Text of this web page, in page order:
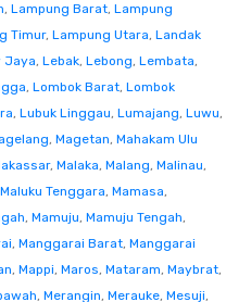
, Lampung Barat, Lampung
Timur, Lampung Utara, Landak
Jaya, Lebak, Lebong, Lembata,
, Lombok Barat, Lombok
, Lubuk Linggau, Lumajang, Luwu,
, Magetan, Mahakam Ulu
, Malaka, Malang, Malinau,
Maluku Tenggara, Mamasa,
, Mamuju, Mamuju Tengah,
, Manggarai Barat, Manggarai
, Mappi, Maros, Mataram, Maybrat,
, Merangin, Merauke, Mesuji,